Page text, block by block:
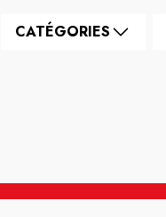
CATÉGORIES